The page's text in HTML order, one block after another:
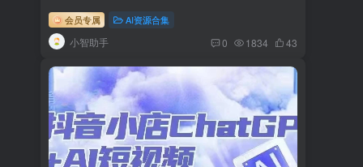
会员专属 AI资源合集
小智助手 0 1834 43